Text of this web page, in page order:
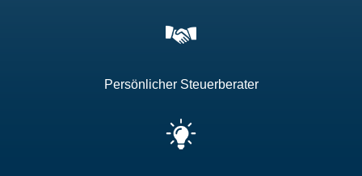
Persönlicher Steuerberater